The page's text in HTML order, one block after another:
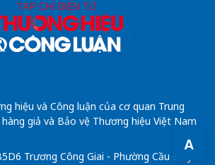
A
hiệu và Công luận của cơ quan Trung
giả và Bảo vệ Thương hiệu Việt Nam
Trương Công Giai - Phường Cầu Giấy -